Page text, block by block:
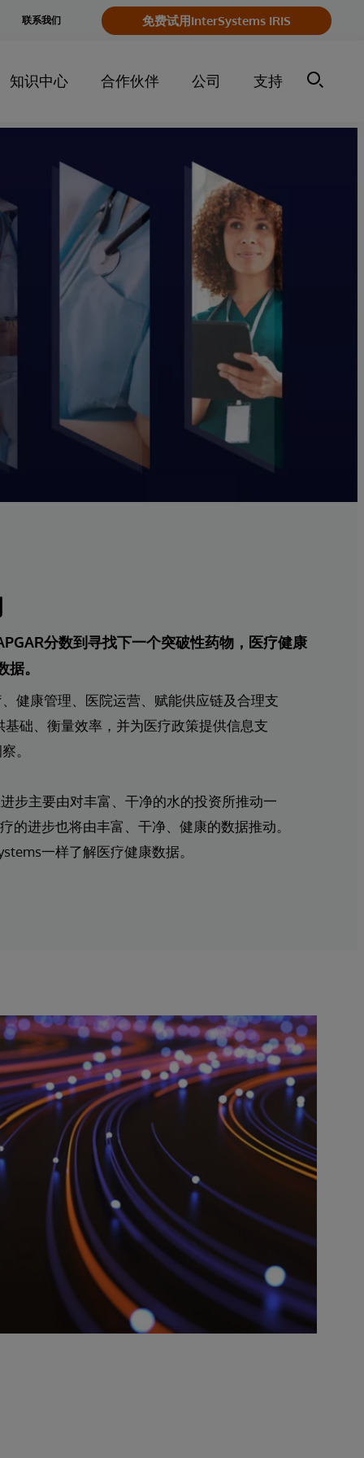
联系我们 免费试用InterSystems IRIS
知识中心 合作伙伴 公司 支持
分数到寻找下一个突破性药物，医疗健康
。
健康管理、医院运营、赋能供应链及合理支
基础、衡量效率，并为医疗政策提供信息支
。
步主要由对丰富、干净的水的投资所推动一
的进步也将由丰富、干净、健康的数据推动。
一样了解医疗健康数据。